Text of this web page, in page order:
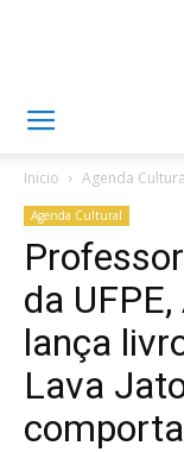
Inicio Agenda
Agenda Cultural
da
lança
Lava